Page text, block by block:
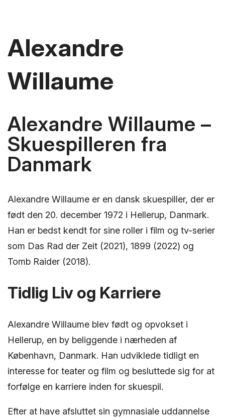
Alexandre
Willaume
Alexandre Willaume –
Skuespilleren fra
Danmark
Alexandre Willaume er en dansk skuespiller, der er
født den 20. december 1972 i Hellerup, Danmark.
Han er bedst kendt for sine roller i film og tv-serier
som Das Rad der Zeit (2021), 1899 (2022) og
Tomb Raider (2018).
Tidlig Liv og Karriere
Alexandre Willaume blev født og opvokset i
Hellerup, en by beliggende i nærheden af
København, Danmark. Han udviklede tidligt en
interesse for teater og film og besluttede sig for at
forfølge en karriere inden for skuespil.
Efter at have afsluttet sin gymnasiale uddannelse